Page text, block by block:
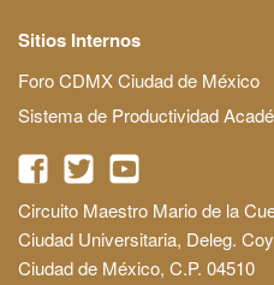
Sitios Internos
Foro CDMX Ciudad de México
Sistema de Productividad
Circuito Maestro Mario de la
Ciudad Universitaria, Deleg.
Ciudad de México, C.P. 04510